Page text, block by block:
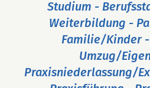
Studium -
Weiterbildung -
Familie/Kinder
Umzug/
Praxisniederlassung/